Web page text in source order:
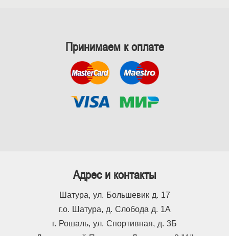
Принимаем к оплате
Адрес и контакты
Шатура, ул. Большевик д. 17
г.о. Шатура, д. Слобода д. 1А
г. Рошаль, ул. Спортивная, д. 3Б